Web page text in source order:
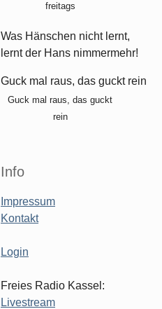
freitags
Was Hänschen nicht lernt,
lernt der Hans nimmermehr!
Guck mal raus, das guckt rein
Guck mal raus, das guckt
rein
Info
Impressum
Kontakt
Login
Freies Radio Kassel:
Livestream